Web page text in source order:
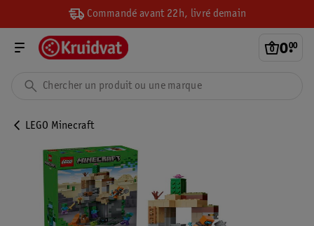
Commandé avant 22h, livré demain
0.
00
LEGO Minecraft